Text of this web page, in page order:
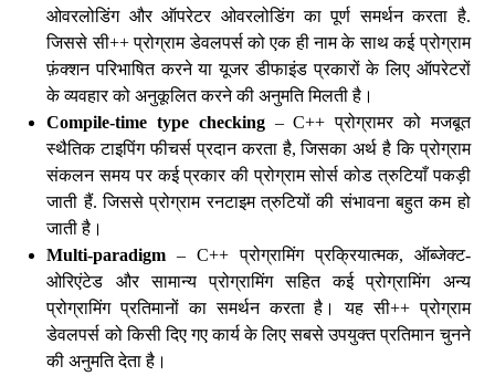
ओवरलोडिंग और ऑपरेटर ओवरलोडिंग का पूर्ण समर्थन करता है.
जिससे सी++ प्रोग्राम डेवलपर्स को एक ही नाम के साथ कई प्रोग्राम
फ़ंक्शन परिभाषित करने या यूजर डीफाइंड प्रकारों के लिए ऑपरेटरों
के व्यवहार को अनुकूलित करने की अनुमति मिलती है।
Compile-time type checking– C++ प्रोग्रामर को मजबूत
स्थैतिक टाइपिंग फीचर्स प्रदान करता है, जिसका अर्थ है कि प्रोग्राम
संकलन समय पर कई प्रकार की प्रोग्राम सोर्स कोड त्रुटियाँ पकड़ी
जाती हैं. जिससे प्रोग्राम रनटाइम त्रुटियों की संभावना बहुत कम हो
जाती है।
Multi-paradigm – C++ प्रोग्रामिंग प्रक्रियात्मक, ऑब्जेक्ट-
ओरिएंटेड और सामान्य प्रोग्रामिंग सहित कई प्रोग्रामिंग अन्य
प्रोग्रामिंग प्रतिमानों का समर्थन करता है। यह सी++ प्रोग्राम
डेवलपर्स को किसी दिए गए कार्य के लिए सबसे उपयुक्त प्रतिमान चुनने
की अनुमति देता है।